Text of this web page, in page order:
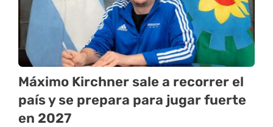
Máximo Kirchner sale a recorrer el
país y se prepara para jugar fuerte
en 2027